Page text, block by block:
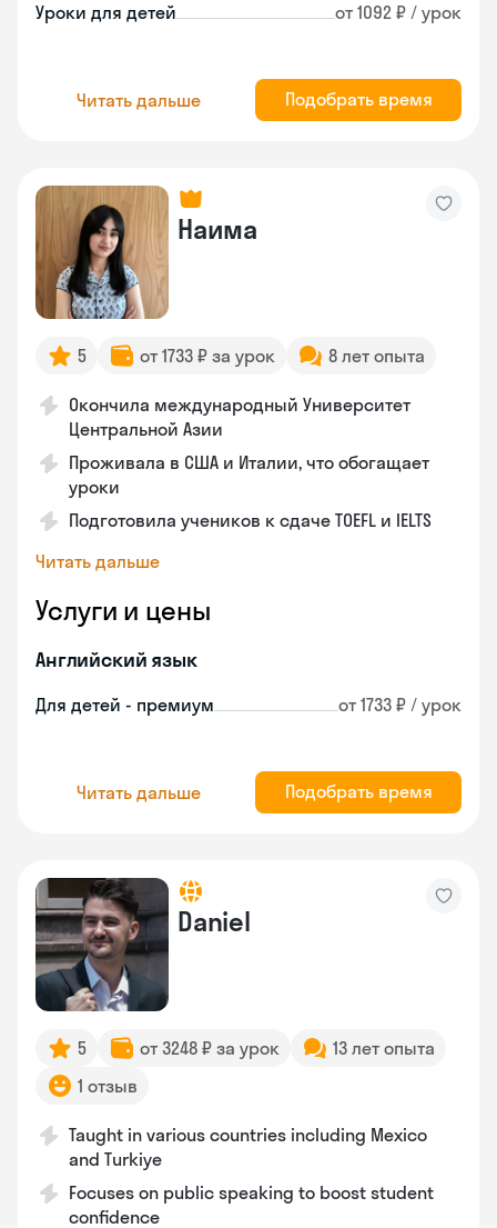
Уроки для детей от 1092 ₽ / урок
Читать дальше Подобрать время
Наима
5 от 1733 ₽ за урок 8 лет опыта
Окончила международный Университет
Центральной Азии
Проживала в США и Италии, что обогащает
уроки
Подготовила учеников к сдаче TOEFL и IELTS
Читать дальше
Услуги и цены
Английский язык
Для детей - премиум от 1733 ₽ / урок
Читать дальше Подобрать время
Daniel
5 от 3248 ₽ за урок
13 лет опыта
1 отзыв
Taught in various countries including Mexico
and Turkiye
Focuses on public speaking to boost student
confidence